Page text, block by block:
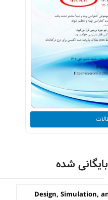
شده
Design, Simulation,